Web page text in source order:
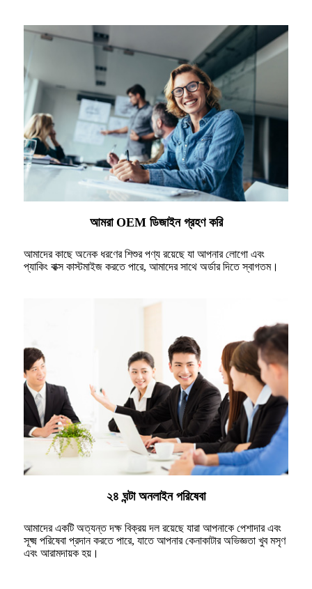
আমরা OEM ডিজাইন গ্রহণ করি
আমাদের কাছে অনেক ধরণের শিশুর পণ্য রয়েছে যা আপনার লোগো এবং
প্যাকিং বাক্স কাস্টমাইজ করতে পারে, আমাদের সাথে অর্ডার দিতে স্বাগতম।
২৪ ঘন্টা অনলাইন পরিষেবা
আমাদের একটি অত্যন্ত দক্ষ বিক্রয় দল রয়েছে যারা আপনাকে পেশাদার এবং
সূক্ষ্ম পরিষেবা প্রদান করতে পারে, যাতে আপনার কেনাকাটার অভিজ্ঞতা খুব মসৃণ
এবং আরামদায়ক হয়।